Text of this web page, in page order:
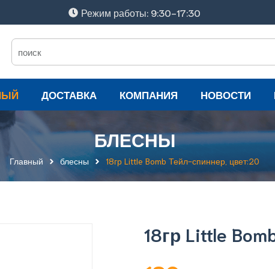
Режим работы: 9:30-17:30
ДОСТАВКА КОМПАНИЯ НОВОСТИ
БЛЕСНЫ
Главный блесны 18гр Little Bomb Тейл-спиннер, цвет:20
18гр Little